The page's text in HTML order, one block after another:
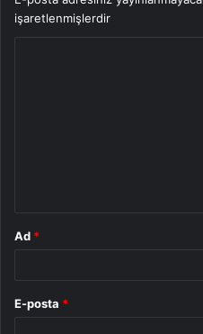
işaretlenmişlerdir
Ad *
E-posta *